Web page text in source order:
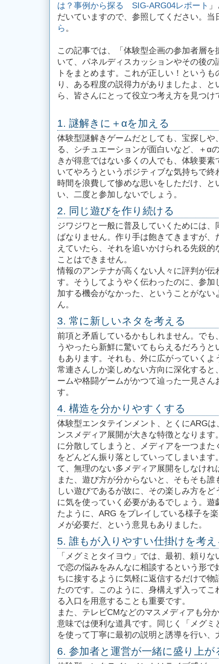
は？事例から探る SIG-ARG04レポート
だいていますので、参照してください。当
ら 。
この記事では、「体験型企画の参加者層
いて、パネルディスカッションやその後
トをまとめます。これが正しい！という
り、ある程度の説得力がありましたよ、
ら、皆さんにとって役立つ考え方を見つ
1. 謎解きに＋αを加える
体験型謎解きゲームだとしても、宝探し
る、シチュエーションが面白いなど、＋α
きが得意ではない多くの人でも、体験要
いてやろうというポジティブな気持ちで
時間を浪費して惨めな思いをしただけ、
い、二度と参加しないでしょう。
2. 同じ遊びを作り続ける
ジワジワと一般に普及していくためには
ばなりません。作り手は飽きてきますが
えていたら、それを追いかけられる先鋭
ことはできません。
情報のアンテナが高くない人々に評判が
す。そうしてようやく伝わったのに、参
加する機会がなかった、ということがな
ん。
3. 常に新しいネタを考える
前項と矛盾しているかもしれません。で
うやったら新鮮に驚いてもらえるだろう
もあります。それも、外に広がっていく
常連さんしか楽しめない方向に深化する
ームや格闘ゲームがかつて辿った一見さ
す。
4. 構造を分かりやすくする
体験型エンタテインメント、とくにARG
ンスメディア展開が大きな特徴となりま
に分散してしまうと、メディアを一つま
をどんどん振り落としていってしまいま
て、無理のない多メディア展開をしなけれ
また、遊び方が分からないと、そもそも
しい遊びであるが故に、その楽しみ方を
に気を使っていく必要があるでしょう。
たように、ARG をプレイしている様子を
メが必要だ、という意見もありました。
5. 誰もが入りやすい仕掛けを考
「メグミとタイヨウ」では、最初、頼り
で恋の悩みをみんなに相談するという形
ちに接するように気軽に返信するだけで
たのです。このように、身構えず入って
る入口を用意することも重要です。
また、テレビCMなどのマスメディアも分
意味では便利な道具です。同じく「メグミ
を使って丁寧に最初の説明と誘導を行い
6. 参加者と運営が一緒に盛り上が